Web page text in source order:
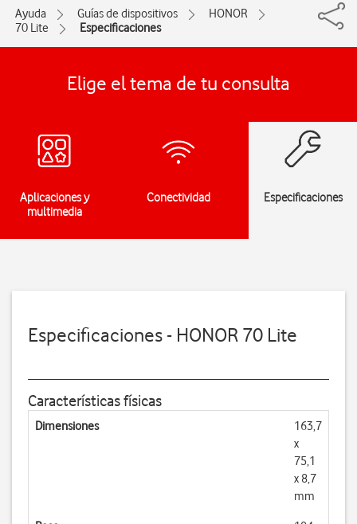
Ayuda Guías de dispositivos
HONOR
70 Lite
Especificaciones
Elige el tema de tu consulta
Aplicaciones y
multimedia
Conectividad Especificaciones
Especificaciones - HONOR 70 Lite
Características físicas
Dimensiones
163,7
x
75,1
x 8,7
mm